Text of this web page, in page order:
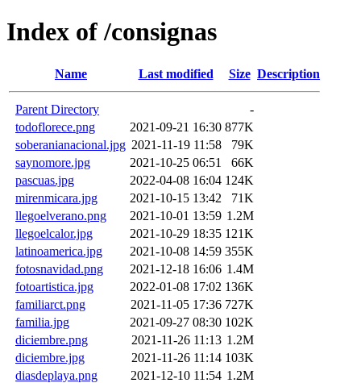
Index of /consignas
Name Last modified Size Description
Parent Directory
-
todoflorece.png
2021-09-21 16:30 877K
soberanianacional.jpg 2021-11-19 11:58
79K
saynomore.jpg
2021-10-25 06:51
66K
pascuas.jpg
2022-04-08 16:04 124K
mirenmicara.jpg
2021-10-15 13:42
71K
llegoelverano.png
2021-10-01 13:59 1.2M
llegoelcalor.jpg
2021-10-29 18:35 121K
latinoamerica.jpg
2021-10-08 14:59 355K
fotosnavidad.png
2021-12-18 16:06 1.4M
fotoartistica.jpg
2022-01-08 17:02 136K
familiarct.png
2021-11-05 17:36 727K
familia.jpg
2021-09-27 08:30 102K
diciembre.png
2021-11-26 11:13 1.2M
diciembre.jpg
2021-11-26 11:14 103K
diasdeplaya.png
2021-12-10 11:54 1.2M